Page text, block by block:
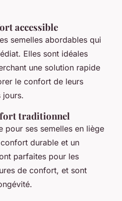
accessible
semelles abordables qui
Elles sont idéales
une solution rapide
le confort de leurs
jours.
traditionnel
pour ses semelles en liège
durable et un
parfaites pour les
de confort, et sont